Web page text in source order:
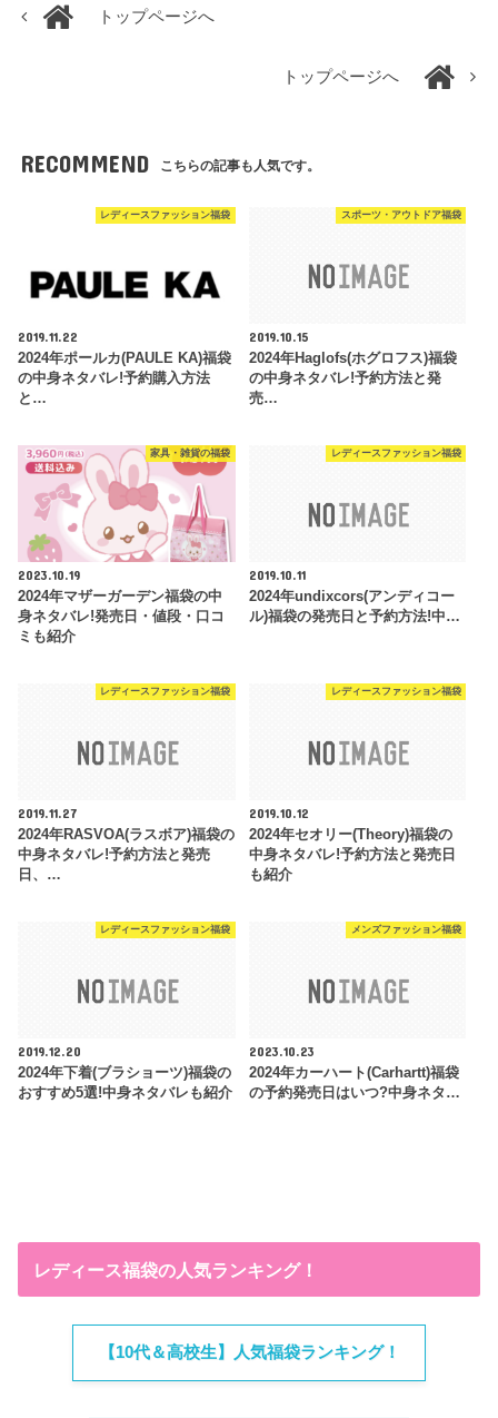
トップページへ
トップページへ
RECOMMEND こちらの記事も人気です。
レディースファッション福袋
2019.11.22
2024年ポールカ(PAULE KA)福袋
の中身ネタバレ!予約購入方法
と…
スポーツ・アウトドア福袋
2019.10.15
2024年Haglofs(ホグロフス)福袋
の中身ネタバレ!予約方法と発
売…
家具・雑貨の福袋
2023.10.19
2024年マザーガーデン福袋の中
身ネタバレ!発売日・値段・口コ
ミも紹介
レディースファッション福袋
2019.10.11
2024年undixcors(アンディコー
ル)福袋の発売日と予約方法!中…
レディースファッション福袋
2019.11.27
2024年RASVOA(ラスボア)福袋の
中身ネタバレ!予約方法と発売
日、…
レディースファッション福袋
2019.10.12
2024年セオリー(Theory)福袋の
中身ネタバレ!予約方法と発売日
も紹介
レディースファッション福袋
2019.12.20
2024年下着(ブラショーツ)福袋の
おすすめ5選!中身ネタバレも紹介
メンズファッション福袋
2023.10.23
2024年カーハート(Carhartt)福袋
の予約発売日はいつ?中身ネタ…
レディース福袋の人気ランキング！
【10代＆高校生】人気福袋ランキング！